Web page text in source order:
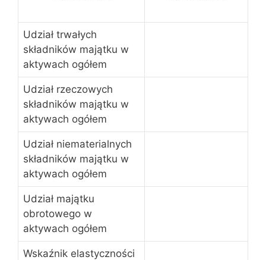
Udział trwałych
składników majątku w
aktywach ogółem
Udział rzeczowych
składników majątku w
aktywach ogółem
Udział niematerialnych
składników majątku w
aktywach ogółem
Udział majątku
obrotowego w
aktywach ogółem
Wskaźnik elastyczności